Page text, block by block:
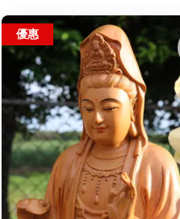
優惠